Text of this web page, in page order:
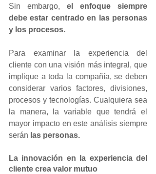
Sin embargo, el enfoque siempre
debe estar centrado en las personas
y los procesos.
Para examinar la experiencia del
cliente con una visión más integral, que
implique a toda la compañía, se deben
considerar varios factores, divisiones,
procesos y tecnologías. Cualquiera sea
la manera, la variable que tendrá el
mayor impacto en este análisis siempre
serán las personas.
La innovación en la experiencia del
cliente crea valor mutuo